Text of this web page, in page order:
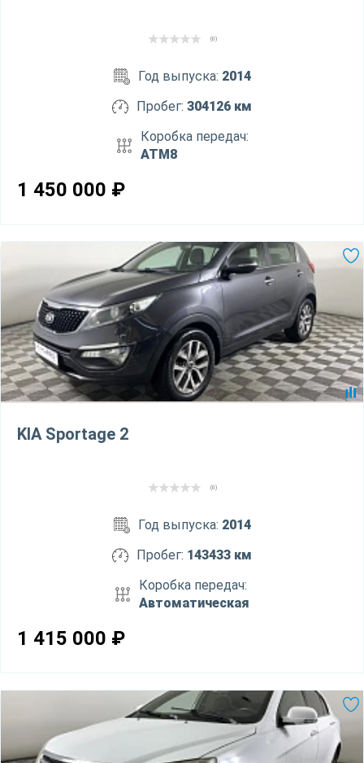
(0)
Год выпуска: 2014
Пробег: 304126 км
Коробка передач:
ATM8
1 450 000 ₽
KIA Sportage 2
(0)
Год выпуска: 2014
Пробег: 143433 км
Коробка передач:
Автоматическая
1 415 000 ₽